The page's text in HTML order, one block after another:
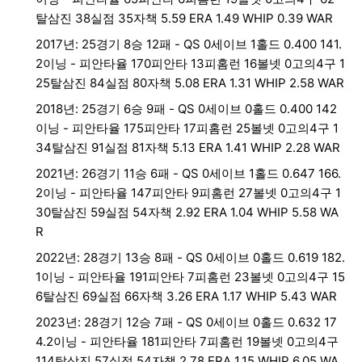
탈삼진 38실점 35자책 5.59 ERA 1.49 WHIP 0.39 WAR
2017년: 25경기 8승 12패 - QS 0세이브 1홀드 0.400 141.
2이닝 - 피안타율 170피안타 13피홈런 16볼넷 0고의4구 1
25탈삼진 84실점 80자책 5.08 ERA 1.31 WHIP 2.58 WAR
2018년: 25경기 6승 9패 - QS 0세이브 0홀드 0.400 142
이닝 - 피안타율 175피안타 17피홈런 25볼넷 0고의4구 1
34탈삼진 91실점 81자책 5.13 ERA 1.41 WHIP 2.28 WAR
2021년: 26경기 11승 6패 - QS 0세이브 1홀드 0.647 166.
2이닝 - 피안타율 147피안타 9피홈런 27볼넷 0고의4구 1
30탈삼진 59실점 54자책 2.92 ERA 1.04 WHIP 5.58 WA
R
2022년: 28경기 13승 8패 - QS 0세이브 0홀드 0.619 182.
1이닝 - 피안타율 191피안타 7피홈런 23볼넷 0고의4구 15
6탈삼진 69실점 66자책 3.26 ERA 1.17 WHIP 5.43 WAR
2023년: 28경기 12승 7패 - QS 0세이브 0홀드 0.632 17
4.2이닝 - 피안타율 181피안타 7피홈런 19볼넷 0고의4구